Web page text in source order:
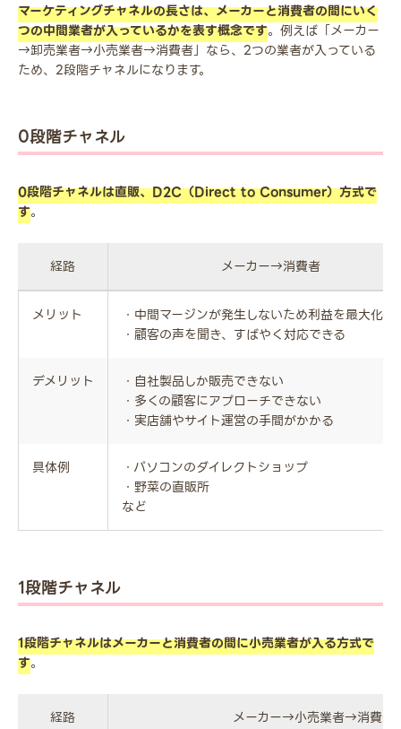
マーケティングチャネルの長さは、メーカーと消費者の間にいく
つの中間業者が入っているかを表す概念です。例えば「メーカー
→卸売業者→小売業者→消費者」なら、2つの業者が入っている
ため、2段階チャネルになります。
0段階チャネル
0段階チャネルは直販、D2C（Direct to Consumer）方式で
す。
経路 メーカー→消費者
メリット
・中間マージンが発生しないため利益を最大化で
・顧客の声を聞き、すばやく対応できる
デメリット
・自社製品しか販売できない
・多くの顧客にアプローチできない
・実店舗やサイト運営の手間がかかる
具体例
・パソコンのダイレクトショップ
・野菜の直販所
など
1段階チャネル
1段階チャネルはメーカーと消費者の間に小売業者が入る方式で
す。
経路 メーカー→小売業者→消費者